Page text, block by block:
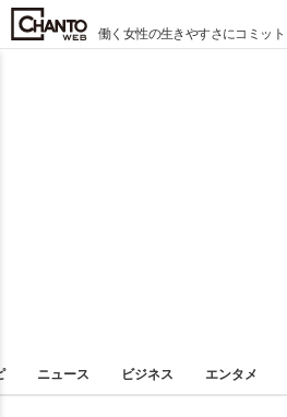
働く女性の生きやすさにコミット
ニュース ビジネス エンタメ